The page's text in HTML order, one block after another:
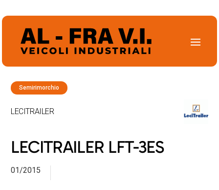
Semirimorchio
LECITRAILER
LECITRAILER LFT-3ES
01/2015